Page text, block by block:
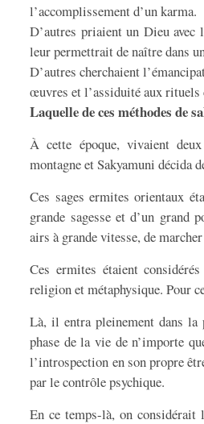
l’accomplissement d’un karma.
D’autres priaient un Dieu
leur permettrait de naître dans
D’autres cherchaient
œuvres et l’assiduité aux rituels
Laquelle de ces méthodes de
À cette époque, vivaient
montagne et Sakyamuni décida
Ces sages ermites orientaux
grande sagesse et d’un grand
airs à grande vitesse, de
Ces ermites étaient
religion et métaphysique. Pour
Là, il entra pleinement dans la
phase de la vie de n’importe
l’introspection en son propre
par le contrôle psychique.
En ce temps-là, on considérait